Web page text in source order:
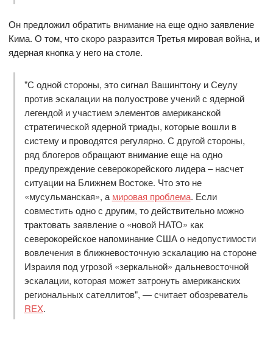
Он предложил обратить внимание на еще одно заявление
Кима. О том, что скоро разразится Третья мировая война, и
ядерная кнопка у него на столе.
"С одной стороны, это сигнал Вашингтону и Сеулу
против эскалации на полуострове учений с ядерной
легендой и участием элементов американской
стратегической ядерной триады, которые вошли в
систему и проводятся регулярно. С другой стороны,
ряд блогеров обращают внимание еще на одно
предупреждение северокорейского лидера – насчет
ситуации на Ближнем Востоке. Что это не
«мусульманская», а мировая проблема. Если
совместить одно с другим, то действительно можно
трактовать заявление о «новой НАТО» как
северокорейское напоминание США о недопустимости
вовлечения в ближневосточную эскалацию на стороне
Израиля под угрозой «зеркальной» дальневосточной
эскалации, которая может затронуть американских
региональных сателлитов", — считает обозреватель
REX.